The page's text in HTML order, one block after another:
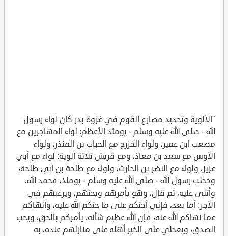
"الألوية وتحديد مصارع القوم في غزوة بدر كان لواء رسول
الله - صلى الله عليه وسلم - يومئذ الأعظم: لواء المهاجرين مع
مصعب ابن عمير، ولواء الخزرج مع الحباب بن المنذر، ولواء
الأوس مع سعد بن معاذ، ومع قريش ثلاثة ألوية: لواء مع أبي
عزيز، ولواء مع النضر بن الحارث، ولواء مع طلحة بن أبي طلحة،
وخطب رسول الله - صلى الله عليه وسلم - يومئذ، فحمد الله،
وأثنى عليه، ثم قال، وهو يأمرهم ويحثهم، ويرغبهم في
الأجر: أما بعد، فإني أحثكم على ما حثكم الله عليه، وأنهاكم
عما نهاكم الله عنه، فإن الله عظيم شأنه، يأمركم بالحق، ويحب
الصدق، ويعطي على الخير أهله على منازلهم عنده، به